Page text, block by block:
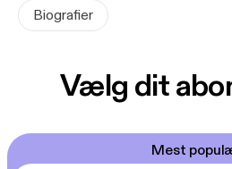
Biografier
Vælg dit
Mest